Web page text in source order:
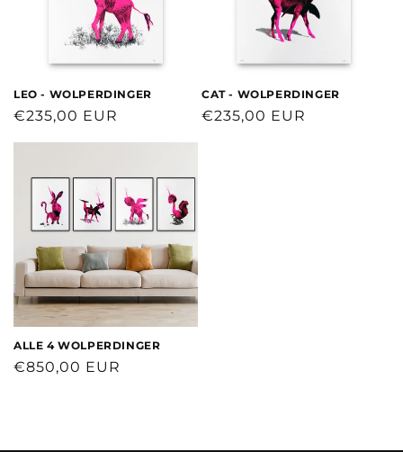
LEO - WOLPERDINGER
Normaler
€235,00 EUR
CAT - WOLPERDINGER
Normaler
€235,00 EUR
ALLE 4 WOLPERDINGER
Normaler
€850,00 EUR